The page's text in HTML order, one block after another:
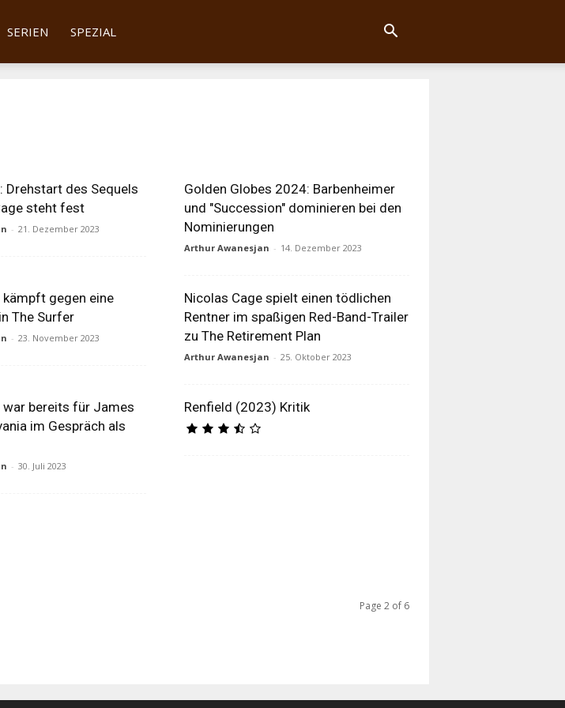
SERIEN SPEZIAL
Drehstart des Sequels
steht fest
- 21. Dezember 2023
Golden Globes 2024: Barbenheimer
und "Succession" dominieren bei den
Nominierungen
Arthur Awanesjan - 14. Dezember 2023
kämpft gegen eine
The Surfer
- 23. November 2023
Nicolas Cage spielt einen tödlichen
Rentner im spaßigen Red-Band-Trailer
zu The Retirement Plan
Arthur Awanesjan - 25. Oktober 2023
war bereits für James
im Gespräch als
- 30. Juli 2023
Renfield (2023) Kritik
Page 2 of 6